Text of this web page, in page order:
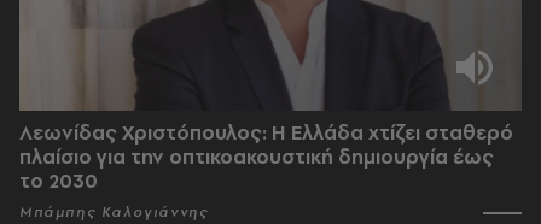
Λεωνίδας Χριστόπουλος: Η Ελλάδα χτίζει σταθερό
πλαίσιο για την οπτικοακουστική δημιουργία έως
το 2030
Μπάμπης Καλογιάννης